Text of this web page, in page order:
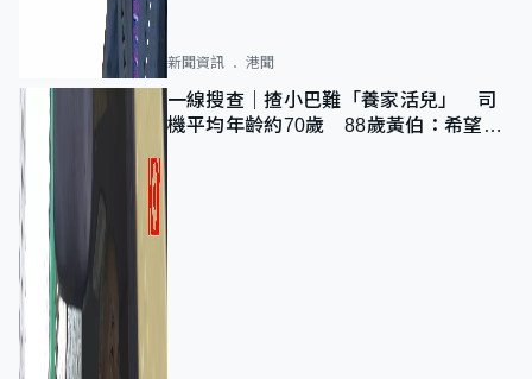
新聞資訊 港聞
一線搜查｜揸小巴難「養家活兒」 司
機平均年齡約70歲 88歲黃伯：希望一